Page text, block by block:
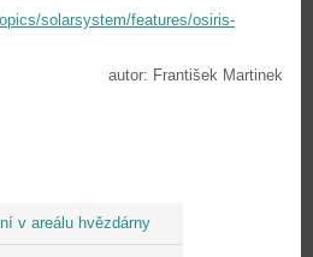
v areálu hvězdárny
solarsystem/features/osiris-
autor: František Martinek